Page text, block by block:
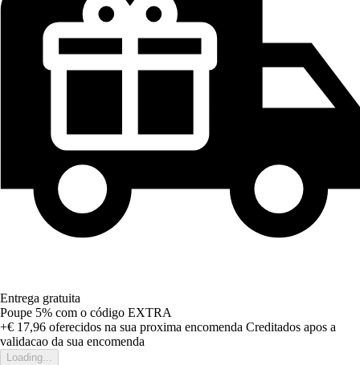
Entrega gratuita
Poupe 5% com o código EXTRA
+€ 17,96 oferecidos na sua proxima encomenda Creditados apos a
validacao da sua encomenda
Loading...